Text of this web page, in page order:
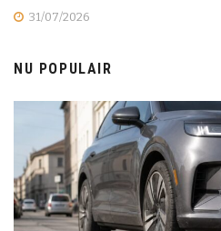
31/07/2026
NU POPULAIR